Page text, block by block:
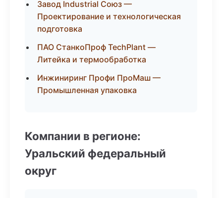
Завод Industrial Союз —
Проектирование и технологическая
подготовка
ПАО СтанкоПроф TechPlant —
Литейка и термообработка
Инжиниринг Профи ПроМаш —
Промышленная упаковка
Компании в регионе:
Уральский федеральный
округ